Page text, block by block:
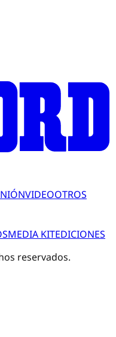
VIDEOOTROS
MEDIA KITEDICIONES
reservados.